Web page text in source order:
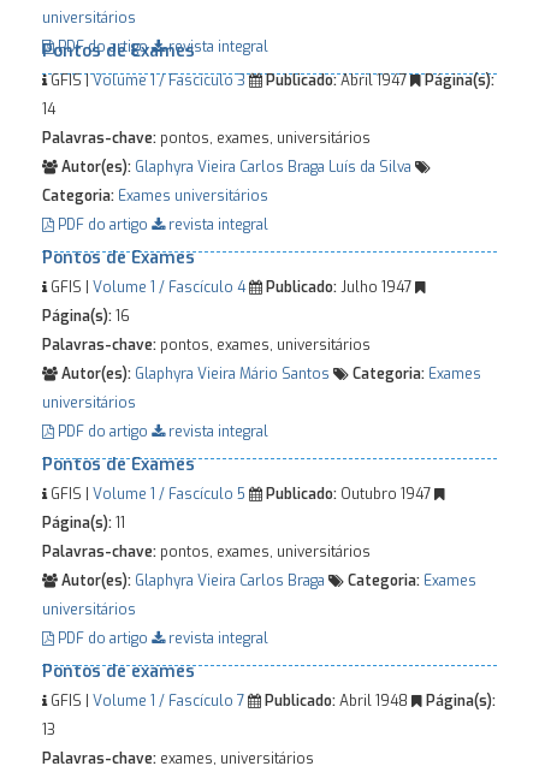
universitários
PDF do artigo
revista integral
Pontos de Exames
GFIS |Volume 1 / Fascículo 3 Publicado:Abril 1947 Página(s):
14
Palavras-chave: pontos, exames, universitários
Autor(es): Glaphyra Vieira Carlos Braga Luís da Silva
Categoria: Exames universitários
PDF do artigo
revista integral
Pontos de Exames
GFIS | Volume 1 / Fascículo 4 Publicado:Julho 1947
Página(s):16
Palavras-chave: pontos, exames, universitários
Autor(es): Glaphyra Vieira Mário Santos Categoria: Exames
universitários
PDF do artigo
revista integral
Pontos de Exames
GFIS | Volume 1 / Fascículo 5 Publicado: Outubro 1947
Página(s):11
Palavras-chave: pontos, exames, universitários
Autor(es): Glaphyra Vieira Carlos Braga Categoria: Exames
universitários
PDF do artigo
revista integral
Pontos de exames
GFIS | Volume 1 / Fascículo 7 Publicado:Abril 1948
Página(s):
13
Palavras-chave: exames, universitários